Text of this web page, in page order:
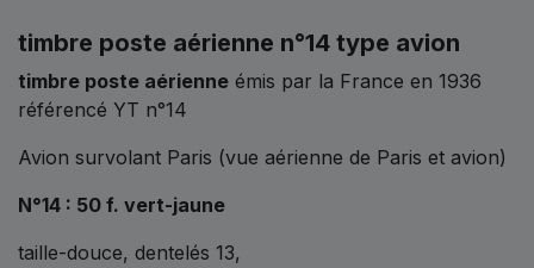
timbre poste aérienne n°14 type avion
timbre poste aérienne émis par la France en 1936
référencé YT n°14
Avion survolant Paris (vue aérienne de Paris et avion)
N°14 : 50 f. vert-jaune
taille-douce, dentelés 13,